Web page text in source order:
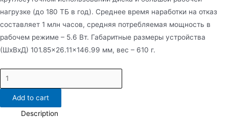
нагрузке (до 180 ТБ в год). Среднее время наработки на отказ
составляет 1 млн часов, средняя потребляемая мощность в
рабочем режиме – 5.6 Вт. Габаритные размеры устройства
(ШхВхД) 101.85×26.11×146.99 мм, вес – 610 г.
ST2000VX008
quantity
Add to cart
Description